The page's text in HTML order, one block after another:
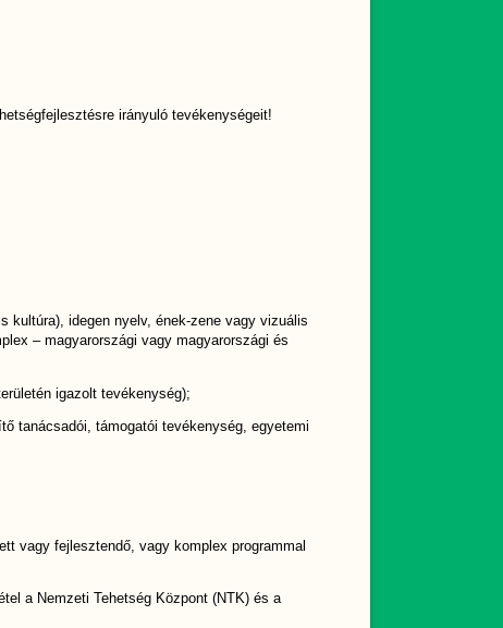
irányuló tevékenységeit!
kultúra), idegen nyelv, ének-zene vagy vizuális
– magyarországi vagy magyarországi és
igazolt tevékenység);
tanácsadói, támogatói tevékenység, egyetemi
vagy fejlesztendő, vagy komplex programmal
a Nemzeti Tehetség Központ (NTK) és a